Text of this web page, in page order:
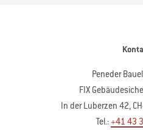
Peneder
FIX
In der Luberzen 42,
Tel.:+41 43